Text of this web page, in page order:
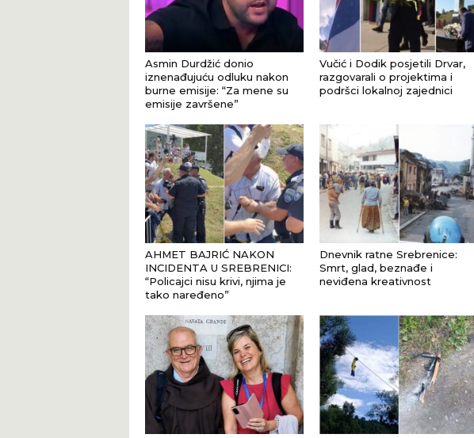
Asmin Durdžić donio
iznenađujuću odluku nakon
burne emisije: “Za mene su
emisije završene”
Vučić i Dodik posjetili Drvar,
razgovarali o projektima i
podršci lokalnoj zajednici
AHMET BAJRIĆ NAKON
INCIDENTA U SREBRENICI:
“Policajci nisu krivi, njima je
tako naređeno”
Dnevnik ratne Srebrenice:
Smrt, glad, beznađe i
neviđena kreativnost